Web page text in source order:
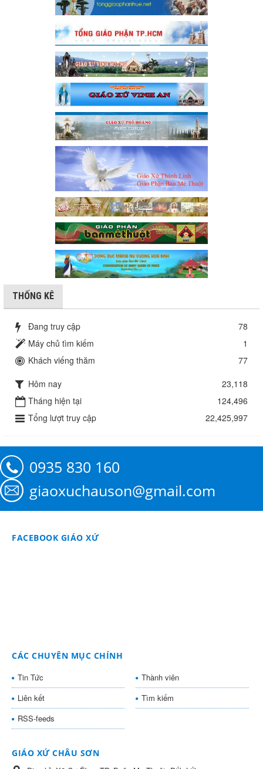
THỐNG KÊ
Đang truy cập
78
Máy chủ tìm kiếm
1
Khách viếng thăm
77
Hôm nay
23,118
Tháng hiện tại
124,496
Tổng lượt truy cập
22,425,997
0935 830 160
giaoxuchauson@gmail.com
FACEBOOK GIÁO XỨ
CÁC CHUYÊN MỤC CHÍNH
Tin Tức
Thành viên
Liên kết
Tìm kiếm
RSS-feeds
GIÁO XỨ CHÂU SƠN